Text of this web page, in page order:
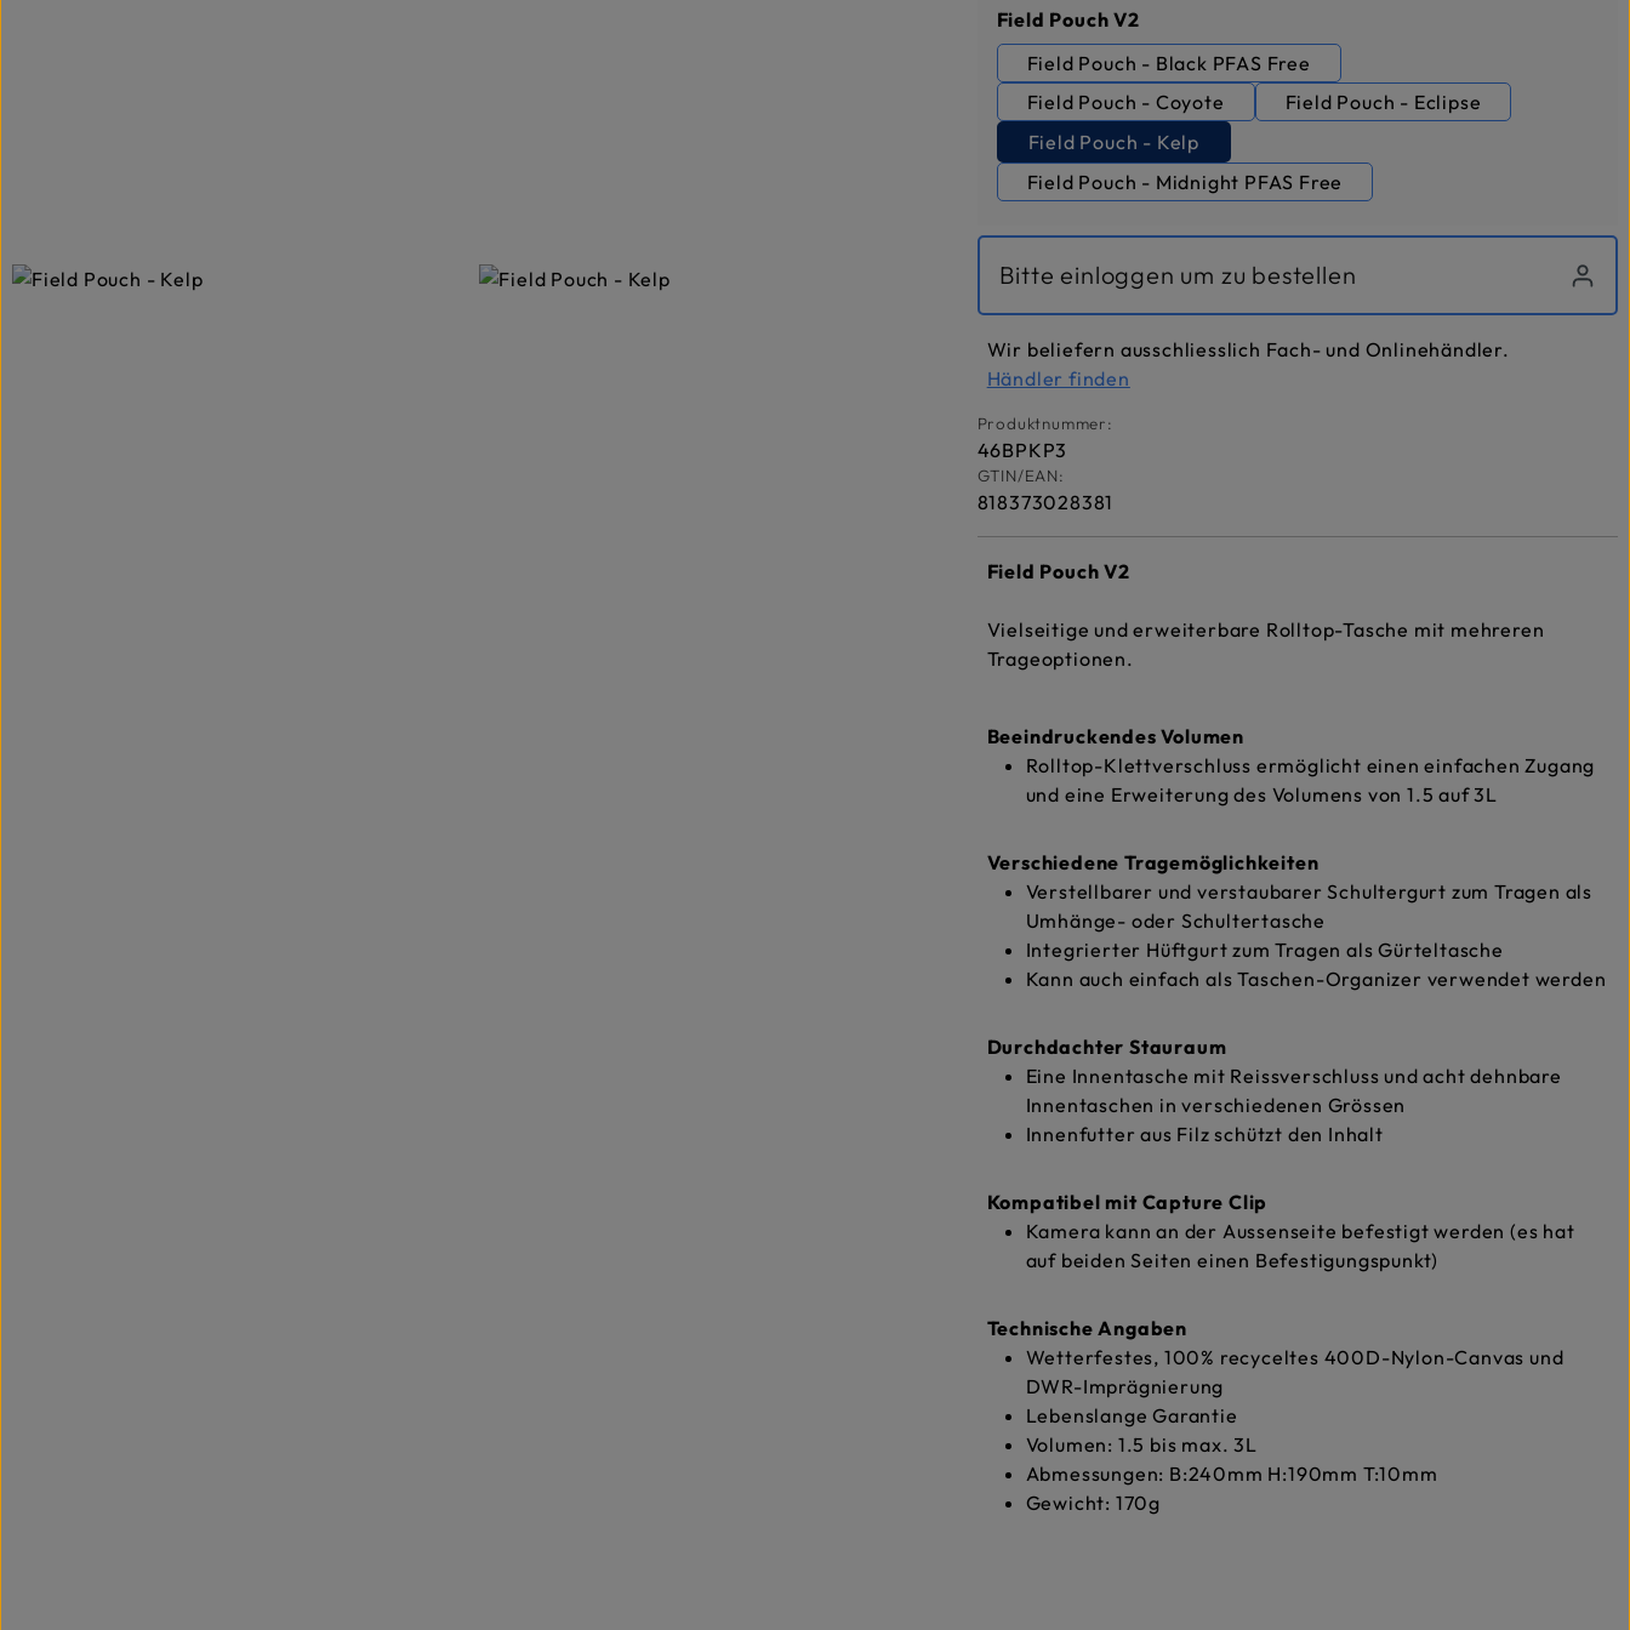
Field Pouch V2auswählen
Field Pouch - Black PFAS Free
Field Pouch - Coyote
Field Pouch - Eclipse
Field Pouch - Kelp
Field Pouch - Midnight PFAS Free
Bitte einloggen um zu bestellen
Wir beliefern ausschliesslich Fach- und Onlinehändler.
Händler finden
Produktnummer:
46BPKP3
GTIN/EAN:
818373028381
Field Pouch V2
Vielseitige und erweiterbare Rolltop-Tasche mit mehreren
Trageoptionen.
Beeindruckendes Volumen
Rolltop-Klettverschluss ermöglicht einen einfachen Zugang
und eine Erweiterung des Volumens von 1.5 auf 3L
Verschiedene Tragemöglichkeiten
Verstellbarer und verstaubarer Schultergurt zum Tragen als
Umhänge- oder Schultertasche
Integrierter Hüftgurt zum Tragen als Gürteltasche
Kann auch einfach als Taschen-Organizer verwendet werden
Durchdachter Stauraum
Eine Innentasche mit Reissverschluss und acht dehnbare
Innentaschen in verschiedenen Grössen
Innenfutter aus Filz schützt den Inhalt
Kompatibel mit Capture Clip
Kamera kann an der Aussenseite befestigt werden (es hat
auf beiden Seiten einen Befestigungspunkt)
Technische Angaben
Wetterfestes, 100% recyceltes 400D-Nylon-Canvas und
DWR-Imprägnierung
Lebenslange Garantie
Volumen: 1.5 bis max. 3L
Abmessungen: B:240mm H:190mm T:10mm
Gewicht: 170g